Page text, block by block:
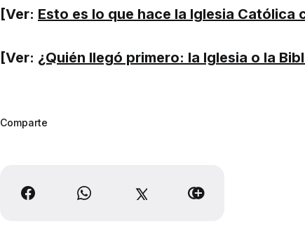
[Ver: Esto es lo que hace la Iglesia Católica
[Ver: ¿Quién llegó primero: la Iglesia o la
Comparte